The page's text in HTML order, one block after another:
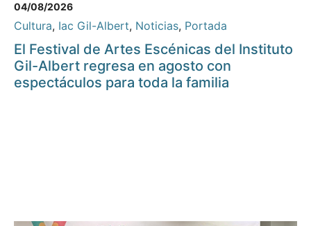
04/08/2026
Cultura, Iac Gil-Albert, Noticias, Portada
El Festival de Artes Escénicas del Instituto
Gil-Albert regresa en agosto con
espectáculos para toda la familia